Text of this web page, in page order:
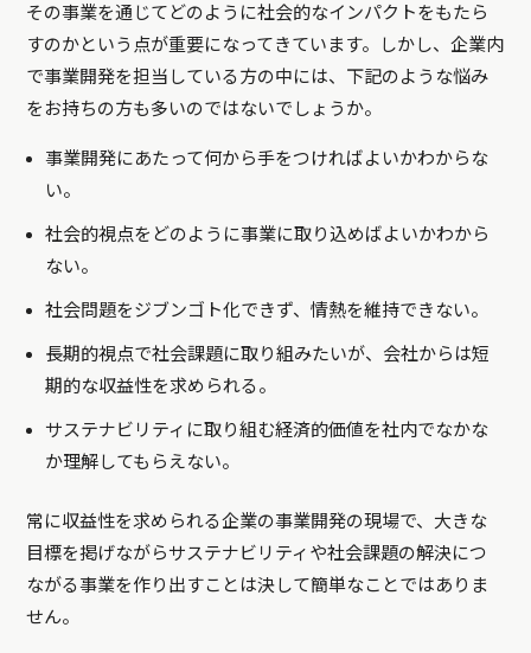
その事業を通じてどのように社会的なインパクトをもたら
すのかという点が重要になってきています。しかし、企業内
で事業開発を担当している方の中には、下記のような悩み
をお持ちの方も多いのではないでしょうか。
事業開発にあたって何から手をつければよいかわからな
い。
社会的視点をどのように事業に取り込めばよいかわから
ない。
社会問題をジブンゴト化できず、情熱を維持できない。
長期的視点で社会課題に取り組みたいが、会社からは短
期的な収益性を求められる。
サステナビリティに取り組む経済的価値を社内でなかな
か理解してもらえない。
常に収益性を求められる企業の事業開発の現場で、大きな
目標を掲げながらサステナビリティや社会課題の解決につ
ながる事業を作り出すことは決して簡単なことではありま
せん。